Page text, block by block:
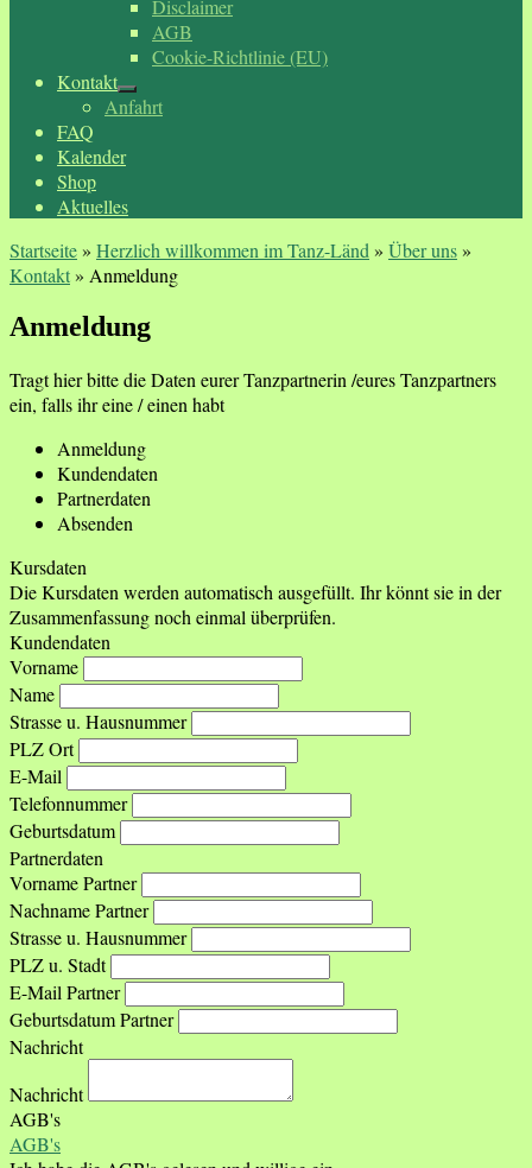
Disclaimer
AGB
Cookie-Richtlinie (EU)
Kontakt
Anfahrt
FAQ
Kalender
Shop
Aktuelles
Startseite» Herzlich willkommen im Tanz-Länd » Über uns»
Kontakt» Anmeldung
Anmeldung
Tragt hier bitte die Daten eurer Tanzpartnerin /eures Tanzpartners
ein, falls ihr eine / einen habt
Anmeldung
Kundendaten
Partnerdaten
Absenden
Kursdaten
Die Kursdaten werden automatisch ausgefüllt. Ihr könnt sie in der
Zusammenfassung noch einmal überprüfen.
Kundendaten
Vorname
Name
Strasse u. Hausnummer
PLZ Ort
E-Mail
Telefonnummer
Geburtsdatum
Partnerdaten
Vorname Partner
Nachname Partner
Strasse u. Hausnummer
PLZ u. Stadt
E-Mail Partner
Geburtsdatum Partner
Nachricht
Nachricht
AGB's
AGB's